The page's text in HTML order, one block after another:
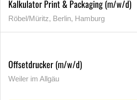
Kalkulator Print & Packaging (m/w/d)
Röbel/Müritz, Berlin, Hamburg
Offsetdrucker (m/w/d)
Weiler im Allgäu